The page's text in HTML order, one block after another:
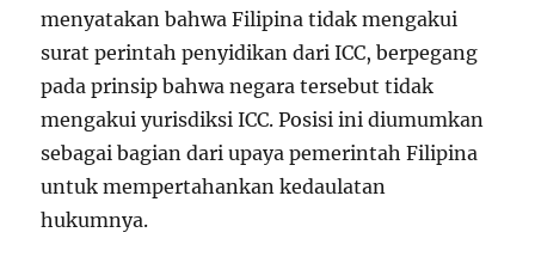
menyatakan bahwa Filipina tidak mengakui
surat perintah penyidikan dari ICC, berpegang
pada prinsip bahwa negara tersebut tidak
mengakui yurisdiksi ICC. Posisi ini diumumkan
sebagai bagian dari upaya pemerintah Filipina
untuk mempertahankan kedaulatan
hukumnya.